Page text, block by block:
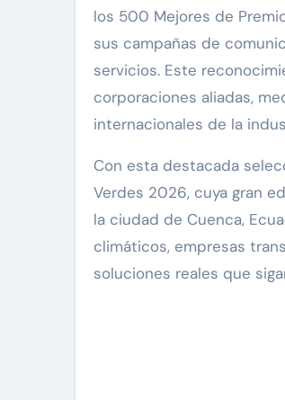
los 500 Mejores de
sus campañas de
servicios. Este
corporaciones aliadas,
internacionales de la
Con esta destacada
Verdes 2026, cuya gran
la ciudad de Cuenca,
climáticos, empresas
soluciones reales que